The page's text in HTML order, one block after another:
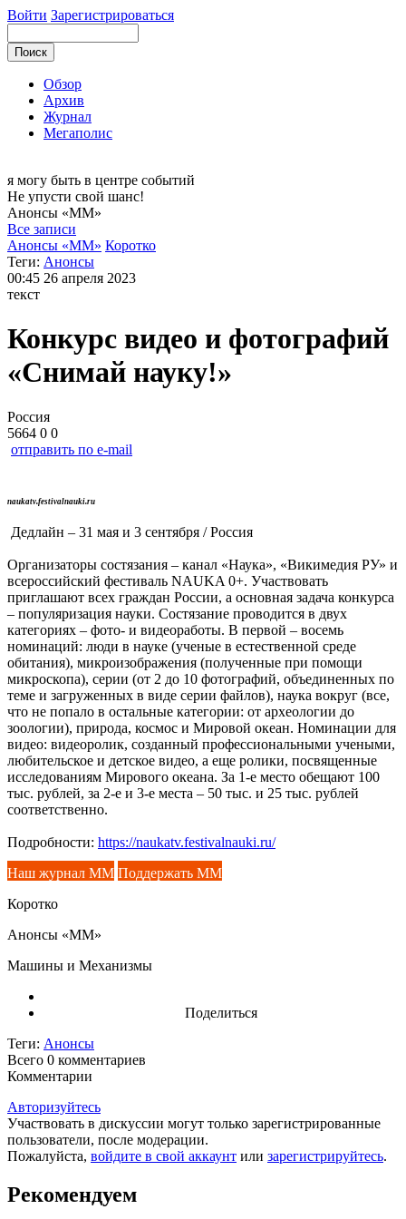
Войти Зарегистрироваться
Обзор
Архив
Журнал
Мегаполис
я могу быть в центре событий
Не упусти свой шанс!
Анонсы «ММ»
Все записи
Анонсы «ММ» Коротко
Теги: Анонсы
00:45 26 апреля 2023
текст
Конкурс видео и фотографий
«Снимай науку!»
Россия
5664 0 0
отправить по e-mail
naukatv.festivalnauki.ru
Дедлайн – 31 мая и 3 сентября / Россия
Организаторы состязания – канал «Наука», «Викимедия РУ» и
всероссийский фестиваль NAUKA 0+. Участвовать
приглашают всех граждан России, а основная задача конкурса
– популяризация науки. Состязание проводится в двух
категориях – фото- и видеоработы. В первой – восемь
номинаций: люди в науке (ученые в естественной среде
обитания), микроизображения (полученные при помощи
микроскопа), серии (от 2 до 10 фотографий, объединенных по
теме и загруженных в виде серии файлов), наука вокруг (все,
что не попало в остальные категории: от археологии до
зоологии), природа, космос и Мировой океан. Номинации для
видео: видеоролик, созданный профессиональными учеными,
любительское и детское видео, а еще ролики, посвященные
исследованиям Мирового океана. За 1-е место обещают 100
тыс. рублей, за 2-е и 3-е места – 50 тыс. и 25 тыс. рублей
соответственно.
Подробности: https://naukatv.festivalnauki.ru/
Наш журнал ММ Поддержать ММ
Коротко
Анонсы «ММ»
Машины и Механизмы
Поделиться
Теги: Анонсы
Всего 0 комментариев
Комментарии
Авторизуйтесь
Участвовать в дискуссии могут только зарегистрированные
пользователи, после модерации.
Пожалуйста, войдите в свой аккаунт или зарегистрируйтесь.
Рекомендуем